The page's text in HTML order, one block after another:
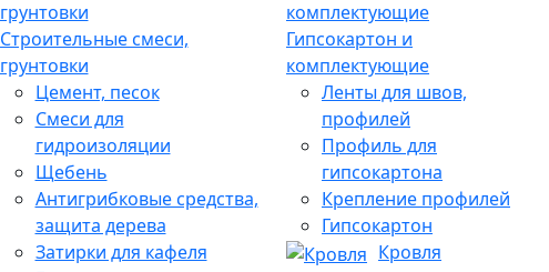
Строительные смеси,
грунтовки
Цемент, песок
Смеси для
гидроизоляции
Щебень
Антигрибковые средства,
защита дерева
Затирки для кафеля
Гипсокартон и
комплектующие
Ленты для швов,
профилей
Профиль для
гипсокартона
Крепление профилей
Гипсокартон
Кровля